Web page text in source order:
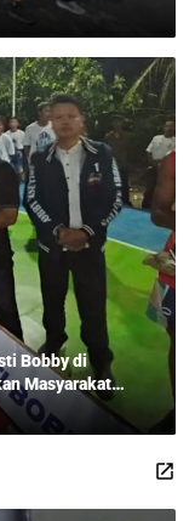
Bobby di
Masyarakat